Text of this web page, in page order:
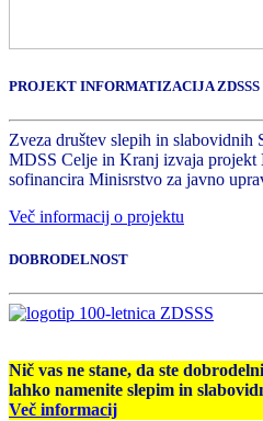
PROJEKT INFORMATIZACIJA ZDSSS
Zveza društev slepih in slabovidnih
MDSS Celje in Kranj izvaja projekt
sofinancira Minisrstvo za javno
Več informacij o projektu
DOBRODELNOST
Nič vas ne stane, da ste
lahko namenite slepim in
Več informacij